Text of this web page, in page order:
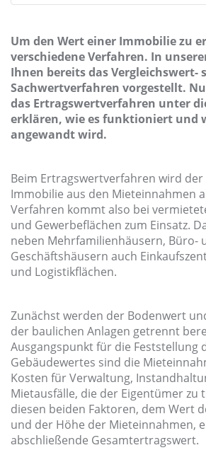
Um den Wert einer Immobilie zu
verschiedene Verfahren. In
Ihnen bereits das Vergleichswert-
Sachwertverfahren vorgestellt.
das Ertragswertverfahren unter
erklären, wie es funktioniert und
angewandt wird.
Beim Ertragswertverfahren wird
Immobilie aus den Mieteinnahmen
Verfahren kommt also bei
und Gewerbeflächen zum Einsatz.
neben Mehrfamilienhäusern, Büro-
Geschäftshäusern auch
und Logistikflächen.
Zunächst werden der Bodenwert
der baulichen Anlagen getrennt
Ausgangspunkt für die Feststellung
Gebäudewertes sind die
Kosten für Verwaltung,
Mietausfälle, die der Eigentümer zu
diesen beiden Faktoren, dem Wert
und der Höhe der Mieteinnahmen,
abschließende Gesamtertragswert.